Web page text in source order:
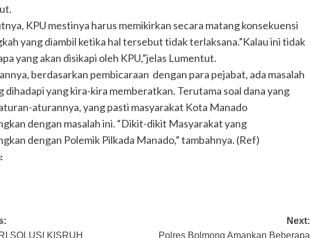
KPU mestinya harus memikirkan secara matang konsekuensi
yang diambil ketika hal tersebut tidak terlaksana.”Kalau ini tidak
yang akan disikapi oleh KPU,”jelas Lumentut.
berdasarkan pembicaraan dengan para pejabat, ada masalah
dihadapi yang kira-kira memberatkan. Terutama soal dana yang
aturannya, yang pasti masyarakat Kota Manado
dengan masalah ini. “Dikit-dikit Masyarakat yang
dengan Polemik Pilkada Manado,” tambahnya. (Ref)
SOLUSI KISRUH
Next:
Polres Bolmong Amankan Beberapa